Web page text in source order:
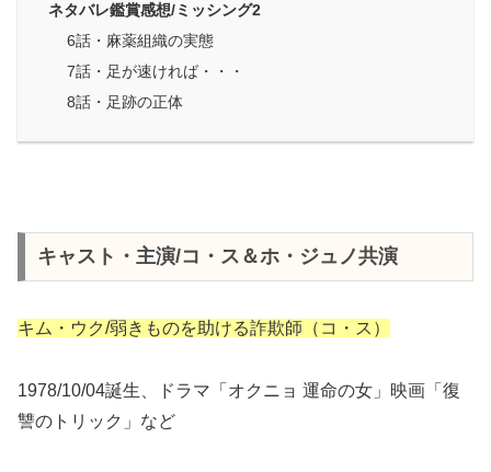
ネタバレ鑑賞感想/ミッシング2
6話・麻薬組織の実態
7話・足が速ければ・・・
8話・足跡の正体
キャスト・主演/コ・ス＆ホ・ジュノ共演
キム・ウク/弱きものを助ける詐欺師（コ・ス）
1978/10/04誕生、ドラマ「オクニョ 運命の女」映画「復
讐のトリック」など